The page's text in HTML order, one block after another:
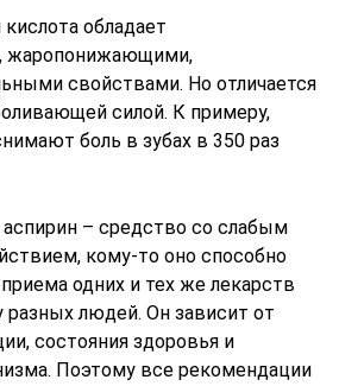
обладает
жаропонижающими,
свойствами. Но отличается
силой. К примеру,
боль в зубах в 350 раз
– средство со слабым
кому-то оно способно
одних и тех же лекарств
разных людей. Он зависит от
состояния здоровья и
Поэтому все рекомендации